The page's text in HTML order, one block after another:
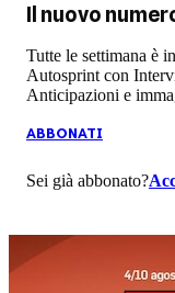
Il nuovo
Tutte le settimana è
Autosprint con
Anticipazioni e
ABBONATI
Sei già abbonato?